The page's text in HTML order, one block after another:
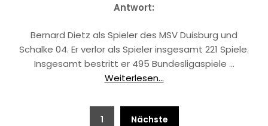
Antwort:
Bernard Dietz als Spieler des MSV Duisburg und
Schalke 04. Er verlor als Spieler insgesamt 221 Spiele.
Insgesamt bestritt er 495 Bundesligaspiele …
Weiterlesen...
Beitragsnavigation
1 Nächste